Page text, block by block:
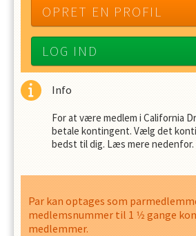
OPRET EN PROFIL
LOG IND
Info
For at være medlem i California
betale kontingent. Vælg det
bedst til dig. Læs mere nedenfor.
Par kan optages som
medlemsnummer til 1 1⁄2 gange
medlemmer.